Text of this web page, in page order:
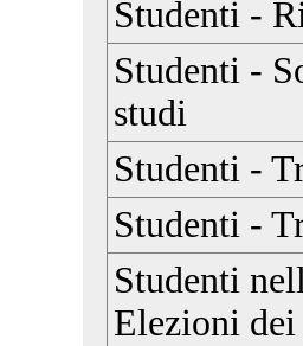
Studenti -
Studenti -
studi
Studenti -
Studenti -
Studenti
Elezioni dei